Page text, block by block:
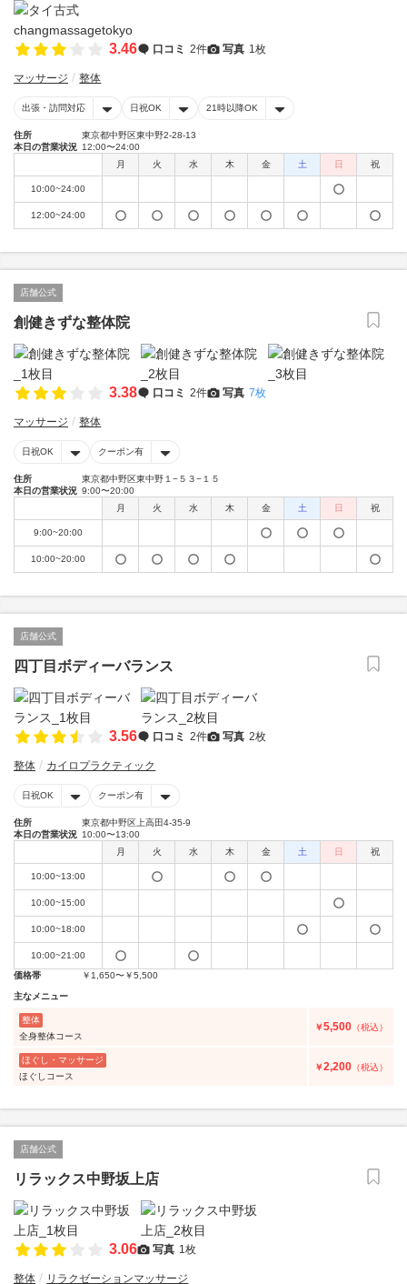
3.46 口コミ 2件 写真 1枚
マッサージ 整体
出張・訪問対応 日祝OK 21時以降OK
住所
東京都中野区東中野2-28-13
本日の営業状況 12:00〜24:00
月
火 水 木 金 土 日 祝
10:00~24:00
12:00~24:00
店舗公式
創健きずな整体院
3.38 口コミ 2件 写真 7枚
マッサージ 整体
日祝OK クーポン有
住所
東京都中野区東中野１−５３−１５
本日の営業状況 9:00〜20:00
月
火 水 木 金 土 日 祝
9:00~20:00
10:00~20:00
店舗公式
四丁目ボディーバランス
3.56 口コミ 2件 写真 2枚
整体 カイロプラクティック
日祝OK クーポン有
住所
東京都中野区上高田4-35-9
本日の営業状況 10:00〜13:00
月
火 水 木 金 土 日 祝
10:00~13:00
10:00~15:00
10:00~18:00
10:00~21:00
価格帯
￥1,650〜￥5,500
主なメニュー
整体
全身整体コース
￥5,500 （税込）
ほぐし・マッサージ
ほぐしコース
￥2,200 （税込）
店舗公式
リラックス中野坂上店
3.06 写真 1枚
整体 リラクゼーションマッサージ